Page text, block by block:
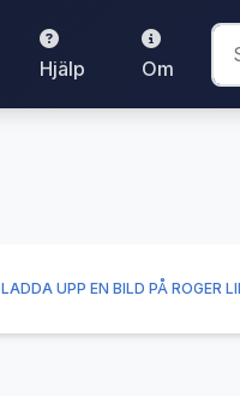
Hjälp Om
LADDA UPP EN BILD PÅ ROGER